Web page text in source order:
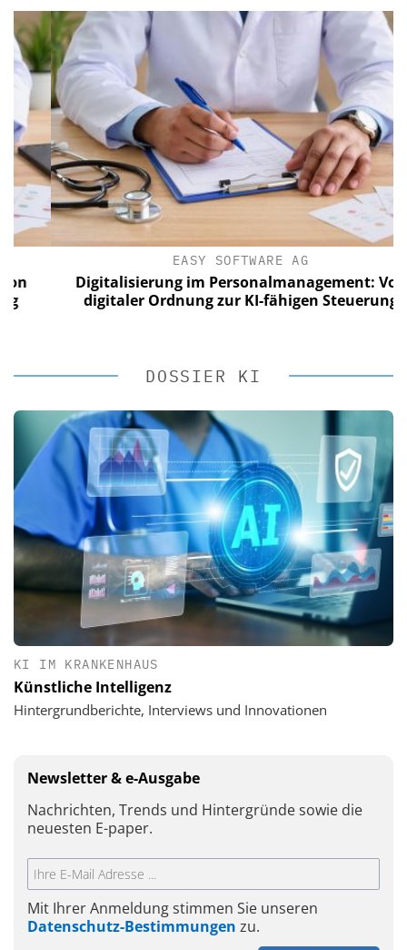
EASY SOFTWARE AG
Digitalisierung im Personalmanagement: Von
digitaler Ordnung zur KI-fähigen Steuerung
DOSSIER KI
KI IM KRANKENHAUS
Künstliche Intelligenz
Hintergrundberichte, Interviews und Innovationen
Newsletter & e-Ausgabe
Nachrichten, Trends und Hintergründe sowie die
neuesten E-paper.
Mit Ihrer Anmeldung stimmen Sie unseren
Datenschutz-Bestimmungen zu.